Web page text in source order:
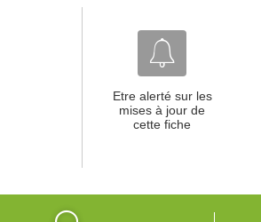
Etre alerté sur les
mises à jour de
cette fiche